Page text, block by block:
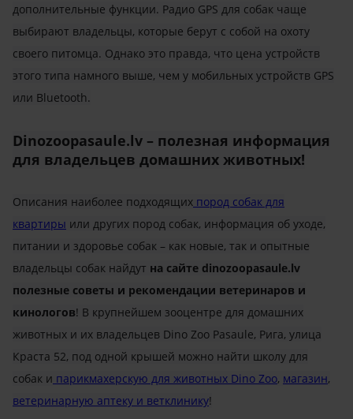
дополнительные функции. Радио GPS для собак чаще
выбирают владельцы, которые берут с собой на охоту
своего питомца. Однако это правда, что цена устройств
этого типа намного выше, чем у мобильных устройств GPS
или Bluetooth.
Dinozoopasaule.lv – полезная информация
для владельцев домашних животных!
Описания наиболее подходящих пород собак для
квартиры или других пород собак, информация об уходе,
питании и здоровье собак – как новые, так и опытные
владельцы собак найдут на сайте dinozoopasaule.lv
полезные советы и рекомендации ветеринаров и
кинологов! В крупнейшем зооцентре для домашних
животных и их владельцев Dino Zoo Pasaule, Рига, улица
Краста 52, под одной крышей можно найти школу для
собак и парикмахерскую для животных Dino Zoo, магазин,
ветеринарную аптеку и ветклинику!